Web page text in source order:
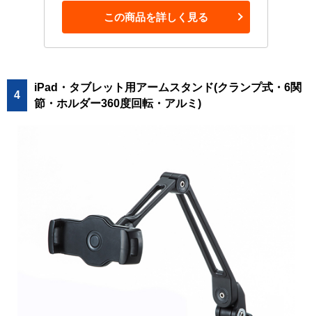
この商品を詳しく見る
4
iPad・タブレット用アームスタンド(クランプ式・6関
節・ホルダー360度回転・アルミ)